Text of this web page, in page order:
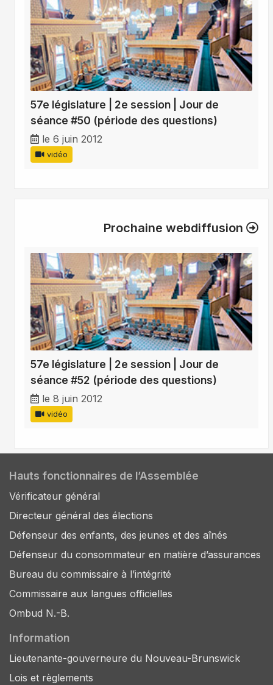
57e législature | 2e session | Jour de
séance #50 (période des questions)
le 6 juin 2012
vidéo
Prochaine webdiffusion
57e législature | 2e session | Jour de
séance #52 (période des questions)
le 8 juin 2012
vidéo
Hauts fonctionnaires de l’Assemblée
Vérificateur général
Directeur général des élections
Défenseur des enfants, des jeunes et des aînés
Défenseur du consommateur en matière d’assurances
Bureau du commissaire à l’intégrité
Commissaire aux langues officielles
Ombud N.-B.
Information
Lieutenante-gouverneure du Nouveau-Brunswick
Lois et règlements